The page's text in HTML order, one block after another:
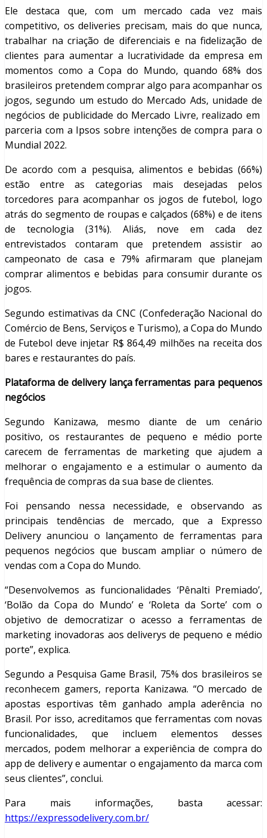
Ele destaca que, com um mercado cada vez mais
competitivo, os deliveries precisam, mais do que nunca,
trabalhar na criação de diferenciais e na fidelização de
clientes para aumentar a lucratividade da empresa em
momentos como a Copa do Mundo, quando 68% dos
brasileiros pretendem comprar algo para acompanhar os
jogos, segundo um estudo do Mercado Ads, unidade de
negócios de publicidade do Mercado Livre, realizado em
parceria com a Ipsos sobre intenções de compra para o
Mundial 2022.
De acordo com a pesquisa, alimentos e bebidas (66%)
estão entre as categorias mais desejadas pelos
torcedores para acompanhar os jogos de futebol, logo
atrás do segmento de roupas e calçados (68%) e de itens
de tecnologia (31%). Aliás, nove em cada dez
entrevistados contaram que pretendem assistir ao
campeonato de casa e 79% afirmaram que planejam
comprar alimentos e bebidas para consumir durante os
jogos.
Segundo estimativas da CNC (Confederação Nacional do
Comércio de Bens, Serviços e Turismo), a Copa do Mundo
de Futebol deve injetar R$ 864,49 milhões na receita dos
bares e restaurantes do país.
Plataforma de delivery lança ferramentas para pequenos
negócios
Segundo Kanizawa, mesmo diante de um cenário
positivo, os restaurantes de pequeno e médio porte
carecem de ferramentas de marketing que ajudem a
melhorar o engajamento e a estimular o aumento da
frequência de compras da sua base de clientes.
Foi pensando nessa necessidade, e observando as
principais tendências de mercado, que a Expresso
Delivery anunciou o lançamento de ferramentas para
pequenos negócios que buscam ampliar o número de
vendas com a Copa do Mundo.
“Desenvolvemos as funcionalidades ‘Pênalti Premiado’,
‘Bolão da Copa do Mundo’ e ‘Roleta da Sorte’ com o
objetivo de democratizar o acesso a ferramentas de
marketing inovadoras aos deliverys de pequeno e médio
porte”, explica.
Segundo a Pesquisa Game Brasil, 75% dos brasileiros se
reconhecem gamers, reporta Kanizawa. “O mercado de
apostas esportivas têm ganhado ampla aderência no
Brasil. Por isso, acreditamos que ferramentas com novas
funcionalidades, que incluem elementos desses
mercados, podem melhorar a experiência de compra do
app de delivery e aumentar o engajamento da marca com
seus clientes”, conclui.
Para mais informações, basta acessar:
https://expressodelivery.com.br/